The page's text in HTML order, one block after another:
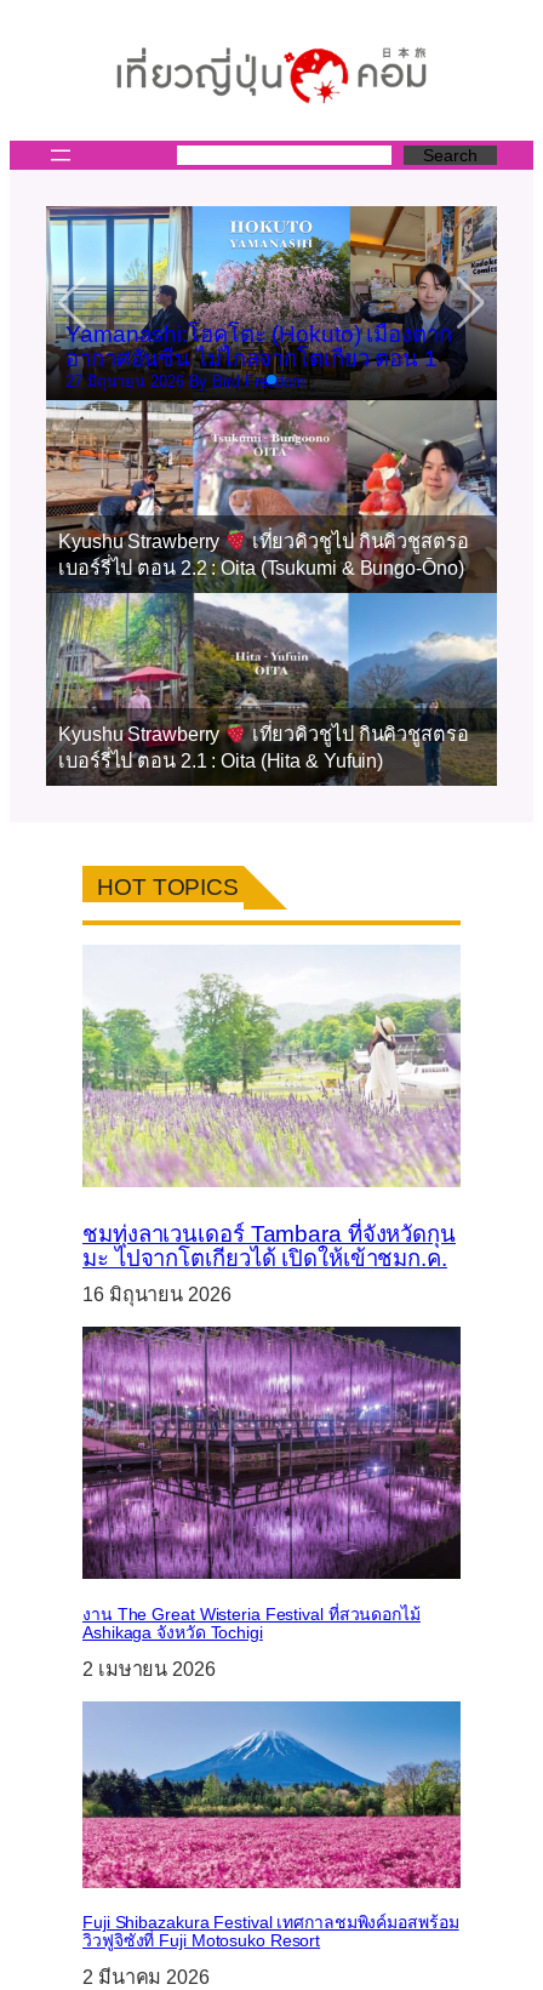
Search
Kyoto: แนะนำ Shimogamo สัมผัสเกียวโต
ในจังหวะที่ช้าลง
17 พฤษภาคม 2026 ByBird Freedom
Kyushu Strawberry
เที่ยวคิวชูไป กินคิวชูสตรอ
เบอร์รี่ไป ตอน 2.2 : Oita (Tsukumi & Bungo-Ōno)
Kyushu Strawberry
เที่ยวคิวชูไป กินคิวชูสตรอ
เบอร์รี่ไป ตอน 2.1 : Oita (Hita & Yufuin)
HOT TOPICS
ชมทุ่งลาเวนเดอร์ Tambara ที่จังหวัดกุน
มะ ไปจากโตเกียวได้ เปิดให้เข้าชมก.ค.
16 มิถุนายน 2026
งาน The Great Wisteria Festival ที่สวนดอกไม้
Ashikaga จังหวัด Tochigi
2 เมษายน 2026
Fuji Shibazakura Festival เทศกาลชมพิงค์มอสพร้อม
วิวฟูจิซังที่ Fuji Motosuko Resort
2 มีนาคม 2026